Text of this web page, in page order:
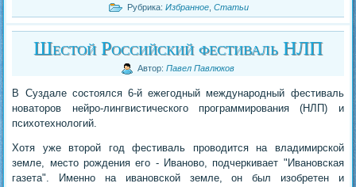
Рубрика: Избранное, Статьи
Шестой Российский фестиваль НЛП
Автор: Павел Павлюков
В Суздале состоялся 6-й ежегодный международный фестиваль
новаторов нейро-лингвистического программирования (НЛП) и
психотехнологий.
Хотя уже второй год фестиваль проводится на владимирской
земле, место рождения его - Иваново, подчеркивает "Ивановская
газета". Именно на ивановской земле, он был изобретен и